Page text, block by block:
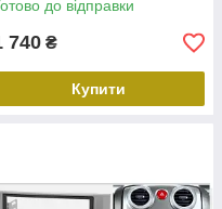
до відправки
740 ₴
Купити